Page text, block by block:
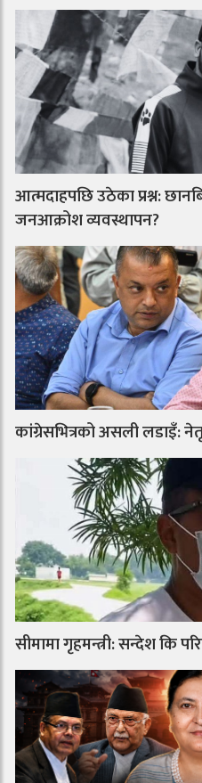
आत्मदाहपछि उठेका प्रश्न:
जनआक्रोश व्यवस्थापन?
कांग्रेसभित्रको असली लडाइँ:
सीमामा गृहमन्त्री: सन्देश कि